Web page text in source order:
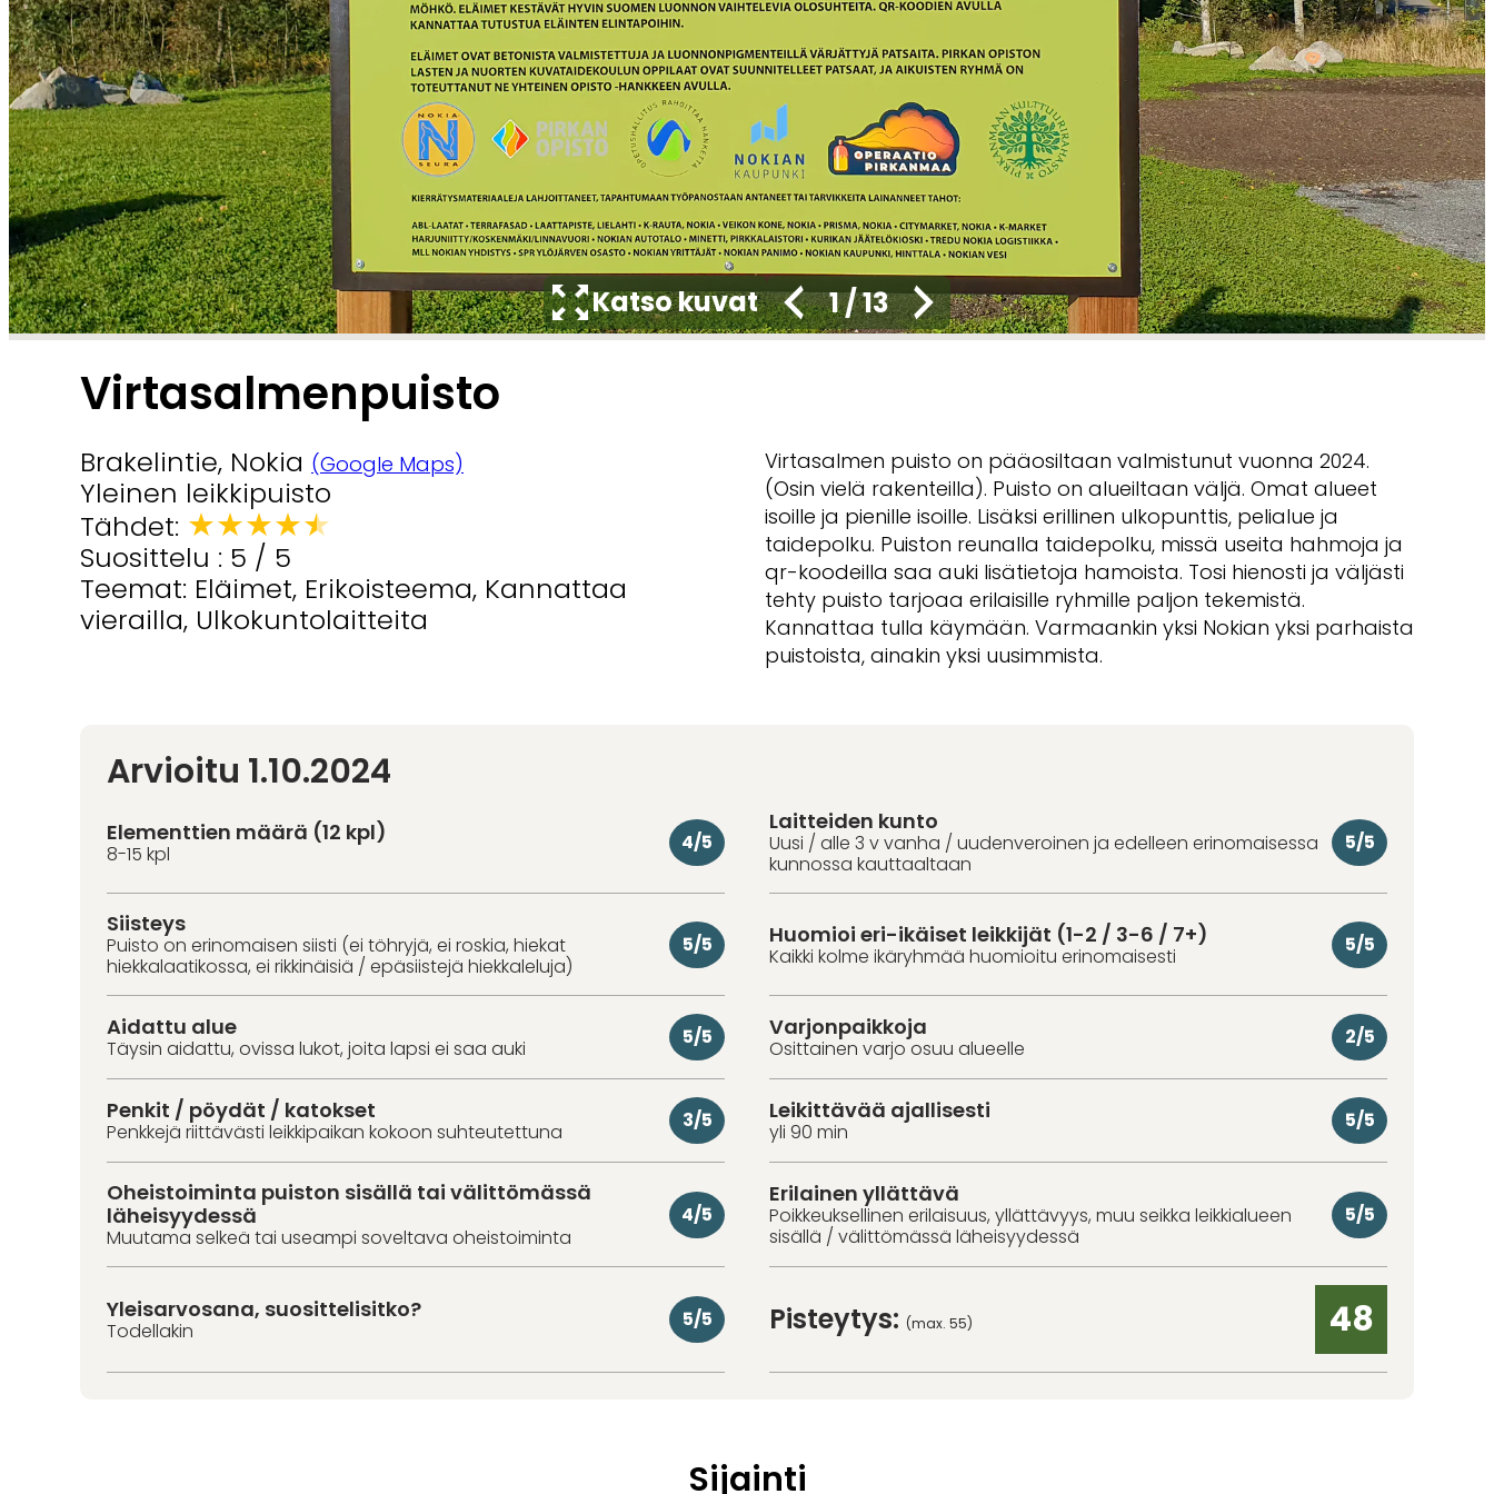
Katso kuvat 1/13
Virtasalmenpuisto
Brakelintie, Nokia (Google Maps)
Yleinen leikkipuisto
Tähdet: ★★★★★
Suosittelu : 5 / 5
Teemat: Eläimet, Erikoisteema, Kannattaa
vierailla, Ulkokuntolaitteita
Virtasalmen puisto on pääosiltaan valmistunut vuonna 2024.
(Osin vielä rakenteilla). Puisto on alueiltaan väljä. Omat alueet
isoille ja pienille isoille. Lisäksi erillinen ulkopunttis, pelialue ja
taidepolku. Puiston reunalla taidepolku, missä useita hahmoja ja
qr-koodeilla saa auki lisätietoja hamoista. Tosi hienosti ja väljästi
tehty puisto tarjoaa erilaisille ryhmille paljon tekemistä.
Kannattaa tulla käymään. Varmaankin yksi Nokian yksi parhaista
puistoista, ainakin yksi uusimmista.
Arvioitu 1.10.2024
Elementtien määrä (12 kpl)
8-15 kpl 4/5
Laitteiden kunto
Uusi / alle 3 v vanha / uudenveroinen ja edelleen erinomaisessa
kunnossa kauttaaltaan
5/5
Siisteys
Puisto on erinomaisen siisti (ei töhryjä, ei roskia, hiekat
hiekkalaatikossa, ei rikkinäisiä / epäsiistejä hiekkaleluja)
5/5 Huomioi eri-ikäiset leikkijät (1-2 / 3-6 / 7+)
Kaikki kolme ikäryhmää huomioitu erinomaisesti 5/5
Aidattu alue
Täysin aidattu, ovissa lukot, joita lapsi ei saa auki 5/5 Varjonpaikkoja
Osittainen varjo osuu alueelle 2/5
Penkit / pöydät / katokset
Penkkejä riittävästi leikkipaikan kokoon suhteutettuna 3/5 Leikittävää ajallisesti
yli 90 min 5/5
Oheistoiminta puiston sisällä tai välittömässä
läheisyydessä
Muutama selkeä tai useampi soveltava oheistoiminta
4/5
Erilainen yllättävä
Poikkeuksellinen erilaisuus, yllättävyys, muu seikka leikkialueen
sisällä / välittömässä läheisyydessä
5/5
Yleisarvosana, suosittelisitko?
Todellakin 5/5 Pisteytys: (max. 55) 48
Sijainti